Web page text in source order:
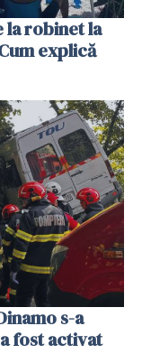
la robinet la
explică
s-a
fost activat